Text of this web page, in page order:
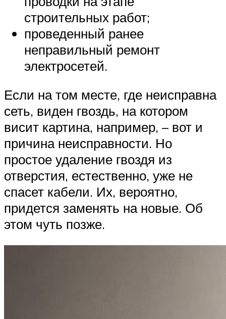
строительных работ;
проведенный ранее
неправильный ремонт
электросетей.
Если на том месте, где неисправна
сеть, виден гвоздь, на котором
висит картина, например, – вот и
причина неисправности. Но
простое удаление гвоздя из
отверстия, естественно, уже не
спасет кабели. Их, вероятно,
придется заменять на новые. Об
этом чуть позже.